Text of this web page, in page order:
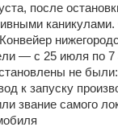
после
— с 25 июля по 7
не
к запуску
звание самого